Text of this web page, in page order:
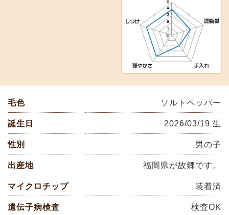
毛色 ソルトペッパー
誕生日 2026/03/19 生
性別 男の子
出産地 福岡県が故郷です。
マイクロチップ 装着済
遺伝子病検査 検査OK